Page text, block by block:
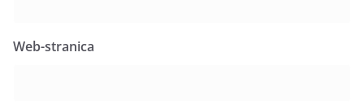
Web-stranica